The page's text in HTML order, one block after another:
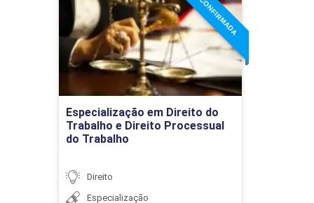
Especialização em Direito do
Trabalho e Direito Processual
do Trabalho
Direito
Especialização
do Trabalho e Direito
Processual do Trabalho
Detalhes do curso